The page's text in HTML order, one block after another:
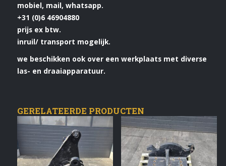
mobiel, mail, whatsapp.
+31 (0)6 46904880
prijs ex btw.
inruil/ transport mogelijk.
we beschikken ook over een werkplaats met diverse
las- en draaiapparatuur.
GERELATEERDE PRODUCTEN